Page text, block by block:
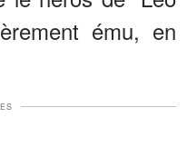
ému, en